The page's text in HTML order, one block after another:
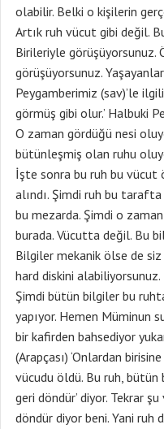
olabilir. Belki o kişilerin
Artık ruh vücut gibi değil.
Birileriyle
görüşüyorsunuz.
Peygamberimiz (sav)’le
görmüş gibi olur.’ Halbuki
O zaman gördüğü nesi
bütünleşmiş olan ruhu
İşte sonra bu ruh bu vücut
alındı. Şimdi ruh bu
bu mezarda. Şimdi o
burada. Vücutta değil. Bu
Bilgiler mekanik ölse de
hard diskini
Şimdi bütün bilgiler bu
yapıyor. Hemen Müminun
bir kafirden bahsediyor
(Arapçası) ‘Onlardan
vücudu öldü. Bu ruh, bütün
geri döndür’ diyor. Tekrar
döndür diyor beni. Yani ruh